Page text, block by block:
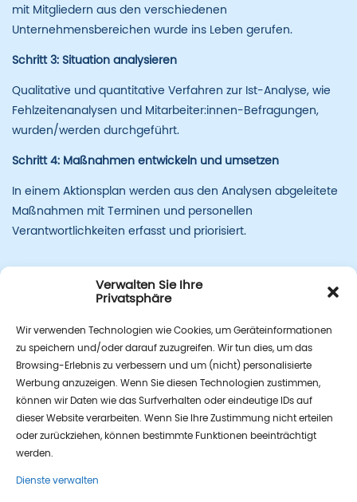
Verwalten Sie Ihre
Privatsphäre
Wir verwenden Technologien wie Cookies, um Geräteinformationen
zu speichern und/oder darauf zuzugreifen. Wir tun dies, um das
Browsing-Erlebnis zu verbessern und um (nicht) personalisierte
Werbung anzuzeigen. Wenn Sie diesen Technologien zustimmen,
können wir Daten wie das Surfverhalten oder eindeutige IDs auf
dieser Website verarbeiten. Wenn Sie Ihre Zustimmung nicht erteilen
oder zurückziehen, können bestimmte Funktionen beeinträchtigt
werden.
Dienste verwalten
mit Mitgliedern aus den verschiedenen
Unternehmensbereichen wurde ins Leben gerufen.
Schritt 3: Situation analysieren
Qualitative und quantitative Verfahren zur Ist-Analyse, wie
Fehlzeitenanalysen und Mitarbeiter:innen-Befragungen,
wurden/werden durchgeführt.
Schritt 4: Maßnahmen entwickeln und umsetzen
In einem Aktionsplan werden aus den Analysen abgeleitete
Maßnahmen mit Terminen und personellen
Verantwortlichkeiten erfasst und priorisiert.